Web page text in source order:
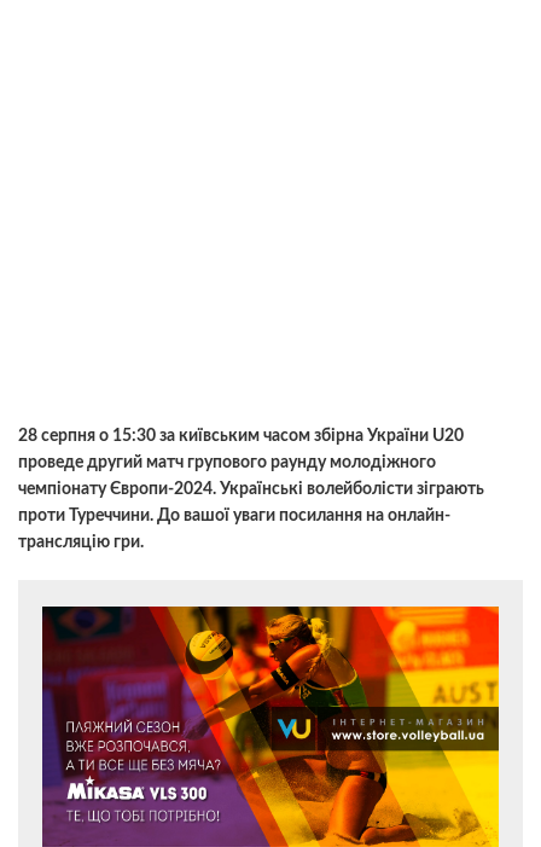
28 серпня о 15:30 за київським часом збірна України U20
проведе другий матч групового раунду молодіжного
чемпіонату Європи-2024. Українські волейболісти зіграють
проти Туреччини. До вашої уваги посилання на онлайн-
трансляцію гри.